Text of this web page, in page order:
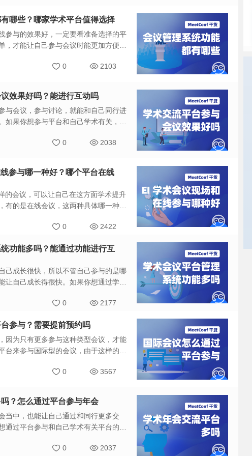
哪些？哪家学术平台值得选择
参与的效果好，一定要看准备选择的平
才能让自己参与会议时能更加方便，
0 2103
效果好吗？能进行互动吗
与会议，参与讨论，就能和自己同行进
果你想参与平台和自己学术有关，要
0
2038
参与哪一种好？哪个平台在线
的会议，可以让自己在这方面学术提升
有的是在线会议，这两种具体哪一种
0 2422
功能多吗？能通过功能进行互
己成长很快，所以不管自己参与的是哪
自己成长得很快。如果你想通过学术
0 2177
参与？需要提前预约吗
因为只有更多参与这种类型会议，才能
来参与国际型的会议，由于这样的平
注册成为会员。
0 3567
？怎么通过平台参与年会
当中，也能让自己通过和同行更多交
通过平台参与和自己学术有关平台的
0
2037